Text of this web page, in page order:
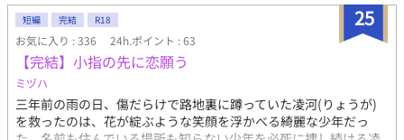
冬夜は兄と同じ全寮制男子校・白鷺学園へ進学することに。 生
徒会長として絶大な人気を誇る兄の存在に怯えながら始まった高
校生活。しかし、そこで出会ったのは、誰よりも凛としていて、
誰よりも生徒思いな風紀委員長だった。 ある出来事をきっかけ
に、冬夜の秘密を知ることになった風紀委員長は、その弱みを理
由の一つに彼を風紀委員会へスカウトする。 ――だが、実際の
仕事は、しっかり者に見えて意外と生活能力が低い風紀委員長の
お世話係だった。 いつしか『風紀委員長の犬』と呼ばれながら
25
短編 完結 R18
お気に入り : 336 24h.ポイント : 63
【完結】小指の先に恋願う
ミヅハ
三年前の雨の日、傷だらけで路地裏に蹲っていた凌河(りょうが)
を救ったのは、花が綻ぶような笑顔を浮かべる綺麗な少年だっ